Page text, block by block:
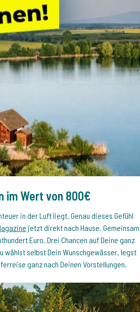
im Wert von 800€
in der Luft liegt. Genau dieses Gefühl
jetzt direkt nach Hause. Gemeinsam
Euro. Drei Chancen auf Deine ganz
wählst selbst Dein Wunschgewässer, legst
ganz nach Deinen Vorstellungen.